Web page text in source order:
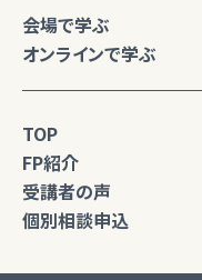
会場で学ぶ
オンラインで学ぶ
TOP
FP紹介
受講者の声
個別相談申込